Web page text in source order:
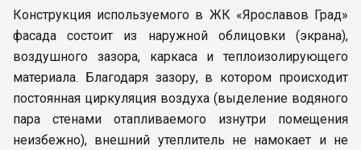
Конструкция используемого в ЖК «Ярославов Град»
фасада состоит из наружной облицовки (экрана),
воздушного зазора, каркаса и теплоизолирующего
материала. Благодаря зазору, в котором происходит
постоянная циркуляция воздуха (выделение водяного
пара стенами отапливаемого изнутри помещения
неизбежно), внешний утеплитель не намокает и не